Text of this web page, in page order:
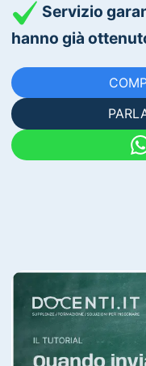
Servizio
hanno già